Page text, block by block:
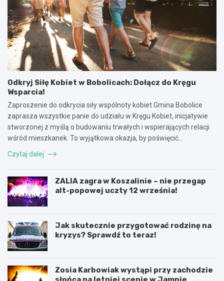
Odkryj Siłę Kobiet w Bobolicach: Dołącz do Kręgu
Wsparcia!
Zaproszenie do odkrycia siły wspólnoty kobiet Gmina Bobolice
zaprasza wszystkie panie do udziału w Kręgu Kobiet, inicjatywie
stworzonej z myślą o budowaniu trwałych i wspierających relacji
wśród mieszkanek. To wyjątkowa okazja, by poświęcić…
Czytaj dalej
ZALIA zagra w Koszalinie – nie przegap
alt-popowej uczty 12 września!
Jak skutecznie przygotować rodzinę na
kryzys? Sprawdź to teraz!
Zosia Karbowiak wystąpi przy zachodzie